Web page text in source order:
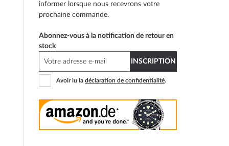
informer lorsque nous recevrons votre
prochaine commande.
Abonnez-vous à la notification de retour en
stock
INSCRIPTION
Avoir lu la déclaration de confidentialité.